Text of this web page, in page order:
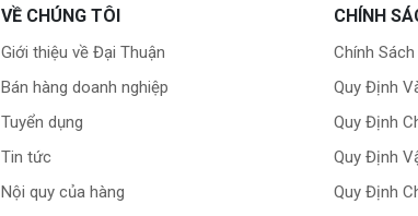
VỀ CHÚNG TÔI
Giới thiệu về Đại Thuận
Bán hàng doanh nghiệp
Tuyển dụng
Tin tức
Nội quy của hàng
CHÍNH
Chính
Quy Định
Quy Định
Quy Định
Quy Định